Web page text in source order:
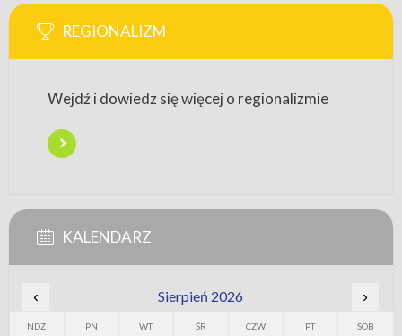
REGIONALIZM
Wejdź i dowiedz się więcej o regionalizmie
KALENDARZ
‹ Sierpień 2026 ›
NDZ PN WT ŚR CZW PT SOB